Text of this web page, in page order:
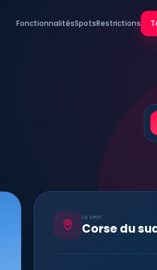
FonctionnalitésSpotsRestrictions
LE SPOT
Corse du